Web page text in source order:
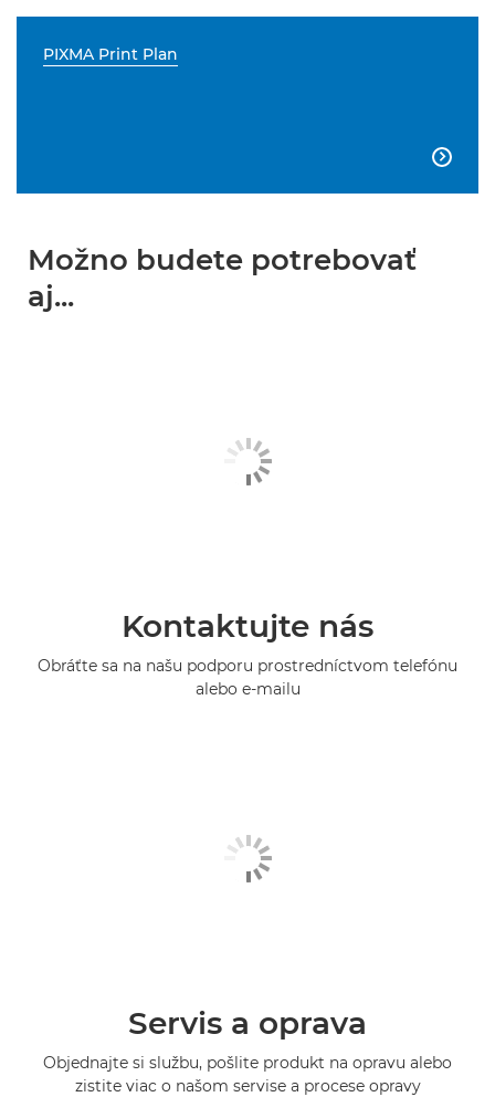
PIXMA Print Plan

Možno budete potrebovať
aj...
Kontaktujte nás
Obráťte sa na našu podporu prostredníctvom telefónu
alebo e-mailu
Servis a oprava
Objednajte si službu, pošlite produkt na opravu alebo
zistite viac o našom servise a procese opravy